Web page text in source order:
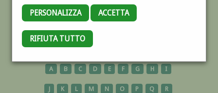
PERSONALIZZA ACCETTA
RIFIUTA TUTTO
SACRO
A B C D E F G H I
J K L M N O P Q R